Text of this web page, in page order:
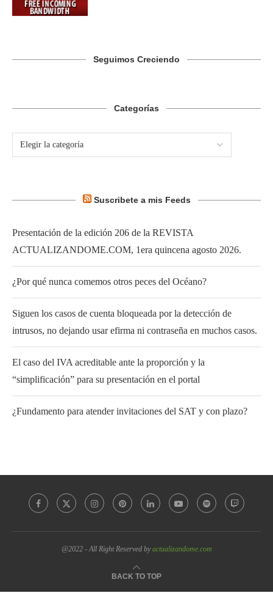
Seguimos Creciendo
Categorías
Suscribete a mis Feeds
Presentación de la edición 206 de la REVISTA
ACTUALIZANDOME.COM, 1era quincena agosto 2026.
¿Por qué nunca comemos otros peces del Océano?
Siguen los casos de cuenta bloqueada por la detección de
intrusos, no dejando usar efirma ni contraseña en muchos casos.
El caso del IVA acreditable ante la proporción y la
“simplificación” para su presentación en el portal
¿Fundamento para atender invitaciones del SAT y con plazo?
@2022 - All Right Reserved byactualizandome.com
BACK TO TOP